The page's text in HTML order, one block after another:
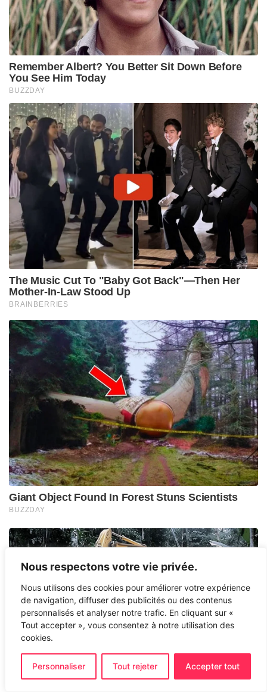
Nous respectons votre vie privée.
Nous utilisons des cookies pour améliorer votre expérience
de navigation, diffuser des publicités ou des contenus
personnalisés et analyser notre trafic. En cliquant sur «
Tout accepter », vous consentez à notre utilisation des
cookies.
Personnaliser Tout rejeter Accepter tout